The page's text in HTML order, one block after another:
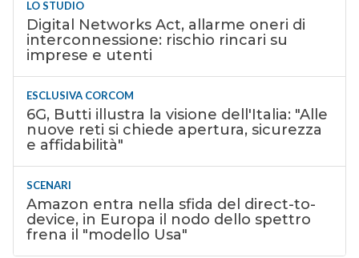
LO STUDIO
Digital Networks Act, allarme oneri di
interconnessione: rischio rincari su
imprese e utenti
ESCLUSIVA CORCOM
6G, Butti illustra la visione dell'Italia: "Alle
nuove reti si chiede apertura, sicurezza
e affidabilità"
SCENARI
Amazon entra nella sfida del direct-to-
device, in Europa il nodo dello spettro
frena il "modello Usa"